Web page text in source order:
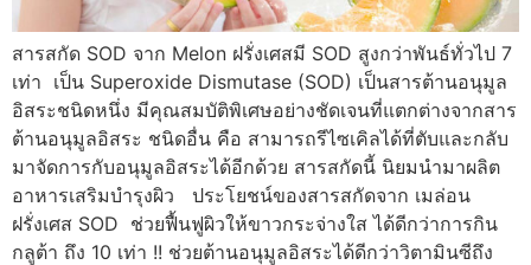
สารสกัด SOD จาก Melon ฝรั่งเศสมี SOD สูงกว่าพันธ์ทั่วไป 7
เท่า เป็น Superoxide Dismutase (SOD) เป็นสารต้านอนุมูล
อิสระชนิดหนึ่ง มีคุณสมบัติพิเศษอย่างชัดเจนที่แตกต่างจากสาร
ต้านอนุมูลอิสระ ชนิดอื่น คือ สามารถรีไซเคิลได้ที่ตับและกลับ
มาจัดการกับอนุมูลอิสระได้อีกด้วย สารสกัดนี้ นิยมนำมาผลิต
อาหารเสริมบำรุงผิว ประโยชน์ของสารสกัดจาก เมล่อน
ฝรั่งเศส SOD ช่วยฟื้นฟูผิวให้ขาวกระจ่างใส ได้ดีกว่าการกิน
กลูต้า ถึง 10 เท่า !! ช่วยต้านอนุมูลอิสระได้ดีกว่าวิตามินซีถึง